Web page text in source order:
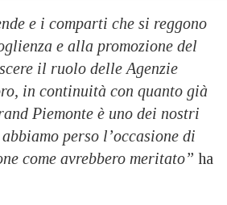
e i comparti che si reggono
e alla promozione del
il ruolo delle Agenzie
in continuità con quanto già
Piemonte è uno dei nostri
perso l’occasione di
come avrebbero meritato” ha